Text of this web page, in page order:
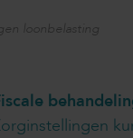
loonbelasting